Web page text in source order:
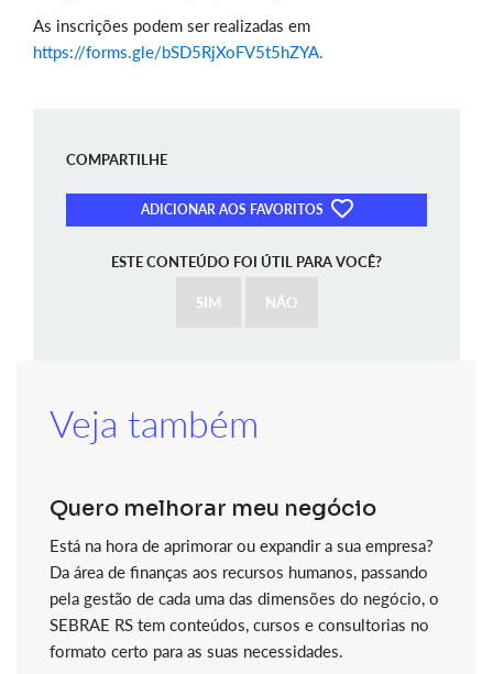
As inscrições podem ser realizadas em
https://forms.gle/bSD5RjXoFV5t5hZYA.
COMPARTILHE
ADICIONAR AOS FAVORITOS
ESTE CONTEÚDO FOI ÚTIL PARA VOCÊ?
SIM NÃO
Veja também
Quero melhorar meu negócio
Está na hora de aprimorar ou expandir a sua empresa?
Da área de finanças aos recursos humanos, passando
pela gestão de cada uma das dimensões do negócio, o
SEBRAE RS tem conteúdos, cursos e consultorias no
formato certo para as suas necessidades.